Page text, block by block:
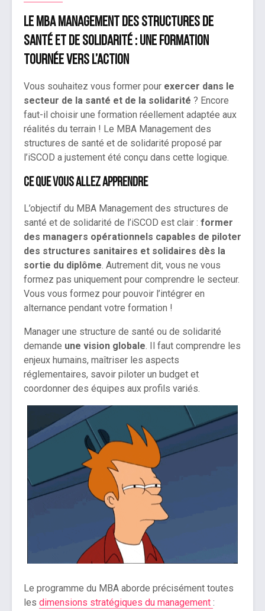
Le MBA Management des structures de
santé et de solidarité : une formation
tournée vers l’action
Vous souhaitez vous former pour exercer dans le
secteur de la santé et de la solidarité ? Encore
faut-il choisir une formation réellement adaptée aux
réalités du terrain ! Le MBA Management des
structures de santé et de solidarité proposé par
l’iSCOD a justement été conçu dans cette logique.
Ce que vous allez apprendre
L’objectif du MBA Management des structures de
santé et de solidarité de l’iSCOD est clair : former
des managers opérationnels capables de piloter
des structures sanitaires et solidaires dès la
sortie du diplôme. Autrement dit, vous ne vous
formez pas uniquement pour comprendre le secteur.
Vous vous formez pour pouvoir l’intégrer en
alternance pendant votre formation !
Manager une structure de santé ou de solidarité
demande une vision globale. Il faut comprendre les
enjeux humains, maîtriser les aspects
réglementaires, savoir piloter un budget et
coordonner des équipes aux profils variés.
Le programme du MBA aborde précisément toutes
les dimensions stratégiques du management :